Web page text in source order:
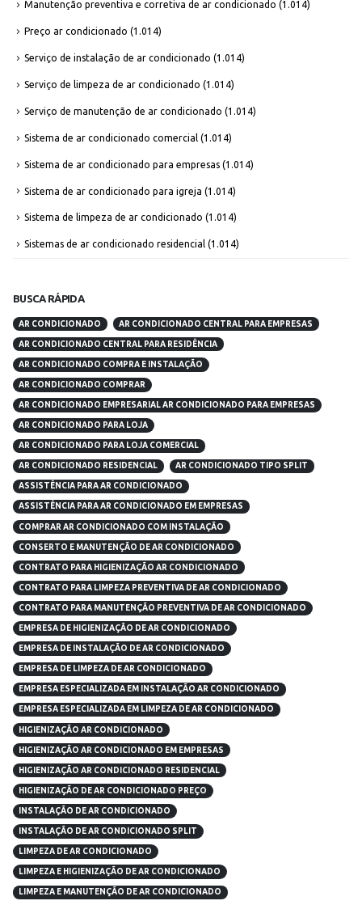
Manutenção preventiva e corretiva de ar condicionado (1.014)
Preço ar condicionado (1.014)
Serviço de instalação de ar condicionado (1.014)
Serviço de limpeza de ar condicionado (1.014)
Serviço de manutenção de ar condicionado (1.014)
Sistema de ar condicionado comercial (1.014)
Sistema de ar condicionado para empresas (1.014)
Sistema de ar condicionado para igreja (1.014)
Sistema de limpeza de ar condicionado (1.014)
Sistemas de ar condicionado residencial (1.014)
BUSCA RÁPIDA
AR CONDICIONADO AR CONDICIONADO CENTRAL PARA EMPRESAS
AR CONDICIONADO CENTRAL PARA RESIDÊNCIA
AR CONDICIONADO COMPRA E INSTALAÇÃO
AR CONDICIONADO COMPRAR
AR CONDICIONADO EMPRESARIAL AR CONDICIONADO PARA EMPRESAS
AR CONDICIONADO PARA LOJA
AR CONDICIONADO PARA LOJA COMERCIAL
AR CONDICIONADO RESIDENCIAL AR CONDICIONADO TIPO SPLIT
ASSISTÊNCIA PARA AR CONDICIONADO
ASSISTÊNCIA PARA AR CONDICIONADO EM EMPRESAS
COMPRAR AR CONDICIONADO COM INSTALAÇÃO
CONSERTO E MANUTENÇÃO DE AR CONDICIONADO
CONTRATO PARA HIGIENIZAÇÃO AR CONDICIONADO
CONTRATO PARA LIMPEZA PREVENTIVA DE AR CONDICIONADO
CONTRATO PARA MANUTENÇÃO PREVENTIVA DE AR CONDICIONADO
EMPRESA DE HIGIENIZAÇÃO DE AR CONDICIONADO
EMPRESA DE INSTALAÇÃO DE AR CONDICIONADO
EMPRESA DE LIMPEZA DE AR CONDICIONADO
EMPRESA ESPECIALIZADA EM INSTALAÇÃO AR CONDICIONADO
EMPRESA ESPECIALIZADA EM LIMPEZA DE AR CONDICIONADO
HIGIENIZAÇÃO AR CONDICIONADO
HIGIENIZAÇÃO AR CONDICIONADO EM EMPRESAS
HIGIENIZAÇÃO AR CONDICIONADO RESIDENCIAL
HIGIENIZAÇÃO DE AR CONDICIONADO PREÇO
INSTALAÇÃO DE AR CONDICIONADO
INSTALAÇÃO DE AR CONDICIONADO SPLIT
LIMPEZA DE AR CONDICIONADO
LIMPEZA E HIGIENIZAÇÃO DE AR CONDICIONADO
LIMPEZA E MANUTENÇÃO DE AR CONDICIONADO